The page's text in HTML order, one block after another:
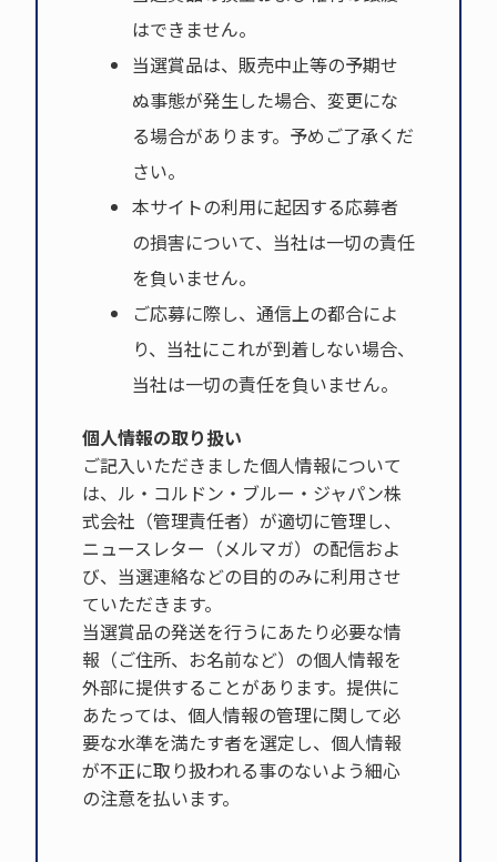
はできません。
当選賞品は、販売中止等の予期せ
ぬ事態が発生した場合、変更にな
る場合があります。予めご了承くだ
さい。
本サイトの利用に起因する応募者
の損害について、当社は一切の責任
を負いません。
ご応募に際し、通信上の都合によ
り、当社にこれが到着しない場合、
当社は一切の責任を負いません。
個人情報の取り扱い
ご記入いただきました個人情報について
は、ル・コルドン・ブルー・ジャパン株
式会社（管理責任者）が適切に管理し、
ニュースレター（メルマガ）の配信およ
び、当選連絡などの目的のみに利用させ
ていただきます。
当選賞品の発送を行うにあたり必要な情
報（ご住所、お名前など）の個人情報を
外部に提供することがあります。提供に
あたっては、個人情報の管理に関して必
要な水準を満たす者を選定し、個人情報
が不正に取り扱われる事のないよう細心
の注意を払います。